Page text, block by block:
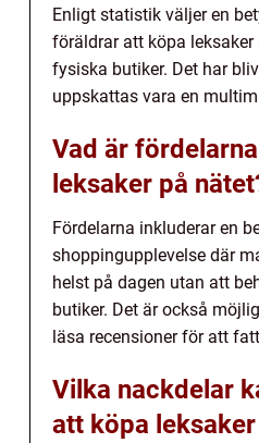
Enligt statistik väljer en
föräldrar att köpa
fysiska butiker. Det har
uppskattas vara en
Vad är
leksaker på
Fördelarna inkluderar en
shoppingupplevelse där
helst på dagen utan att
butiker. Det är också
läsa recensioner för att
Vilka nackdelar
att köpa